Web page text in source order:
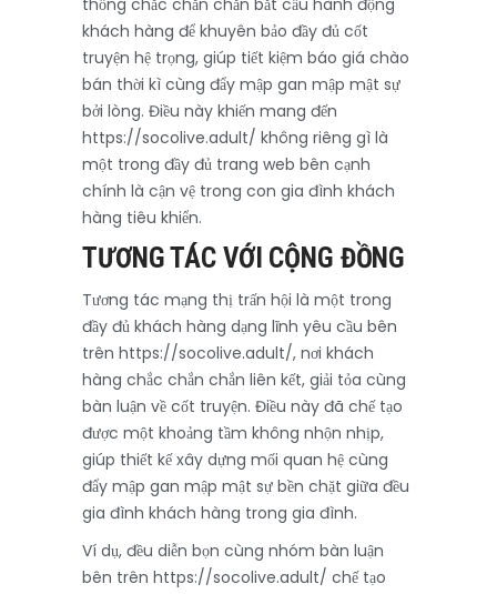
thống chắc chắn chắn bắt cầu hành động
khách hàng để khuyên bảo đầy đủ cốt
truyện hệ trọng, giúp tiết kiệm báo giá chào
bán thời kì cùng đẩy mập gan mập mật sự
bởi lòng. Điều này khiến mang đến
https://socolive.adult/ không riêng gì là
một trong đầy đủ trang web bên cạnh
chính là cận vệ trong con gia đình khách
hàng tiêu khiển.
TƯƠNG TÁC VỚI CỘNG ĐỒNG
Tương tác mạng thị trấn hội là một trong
đầy đủ khách hàng dạng lĩnh yêu cầu bên
trên https://socolive.adult/, nơi khách
hàng chắc chắn chắn liên kết, giải tỏa cùng
bàn luận về cốt truyện. Điều này đã chế tạo
được một khoảng tầm không nhộn nhịp,
giúp thiết kế xây dựng mối quan hệ cùng
đẩy mập gan mập mật sự bền chặt giữa đều
gia đình khách hàng trong gia đình.
Ví dụ, đều diễn bọn cùng nhóm bàn luận
bên trên https://socolive.adult/ chế tạo